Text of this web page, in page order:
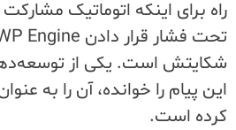
راه برای اینکه اتوماتیک
شکایتش است. یکی از
این پیام را خوانده، آن را به
کرده است.